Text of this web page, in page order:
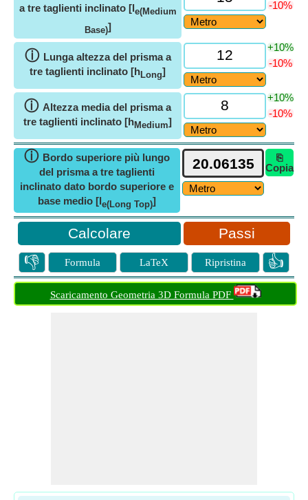
a tre taglienti inclinato [le(Medium
Base)]
-10%
ⓘ Lunga altezza del prisma a
tre taglienti inclinato [hLong]
+10%
-10%
ⓘ Altezza media del prisma a
tre taglienti inclinato [hMedium]
+10%
-10%
ⓘ Bordo superiore più lungo
del prisma a tre taglienti
inclinato dato bordo superiore e
base medio [le(Long Top)]
⎘
Copia
Passi
👎 Formula LaTeX Ripristina 👍
Scaricamento Geometria 3D Formula PDF